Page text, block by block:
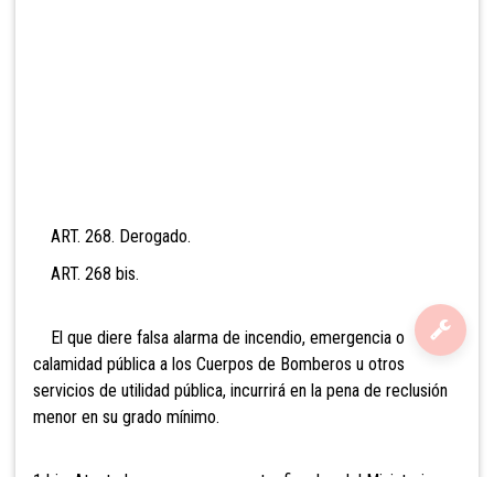
ART. 268. Derogado.
ART. 268 bis.
El que diere falsa alarma de incendio, emergencia o
calamidad pública a los Cuerpos de Bomberos u otros
servicios de utilidad pública, incurrirá en la pena de reclusión
menor en su grado mínimo.